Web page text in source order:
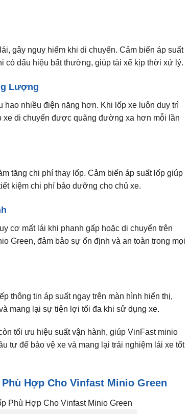
gây nguy hiểm khi di chuyển. Cảm biến áp suất
có dấu hiệu bất thường, giúp tài xế kịp thời xử lý.
Lượng
hao nhiều điện năng hơn. Khi lốp xe luôn duy trì
xe di chuyển được quãng đường xa hơn mỗi lần
tăng chi phí thay lốp. Cảm biến áp suất lốp giúp
kiệm chi phí bảo dưỡng cho chủ xe.
cơ mất lái khi phanh gấp hoặc di chuyển trên
Green, đảm bảo sự ổn định và an toàn trong mọi
thông tin áp suất ngay trên màn hình hiển thị,
mang lại sự tiện lợi tối đa khi sử dụng xe.
tối ưu hiệu suất vận hành, giúp VinFast minio
tư để bảo vệ xe và mang lại trải nghiệm lái xe tốt
Hợp Cho Vinfast Minio Green